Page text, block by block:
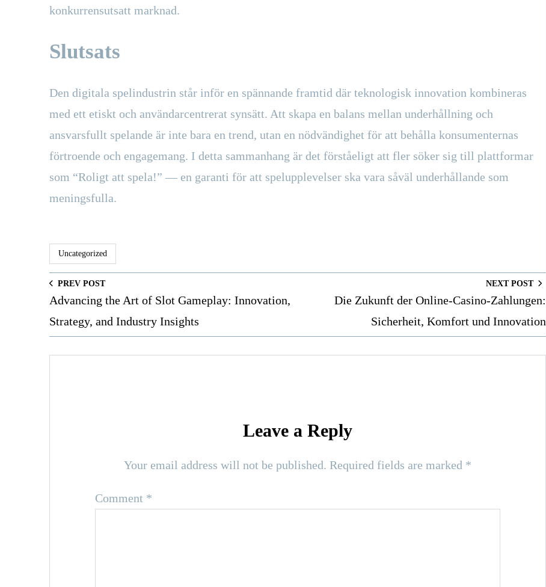
konkurrensutsatt marknad.
Slutsats
Den digitala spelindustrin står inför en spännande framtid där teknologisk innovation kombineras
med ett etiskt och användarcentrerat synsätt. Att skapa en balans mellan underhållning och
ansvarsfullt spelande är inte bara en trend, utan en nödvändighet för att behålla konsumenternas
förtroende och engagemang. I detta sammanhang är det förståeligt att fler söker sig till plattformar
som “Roligt att spela!” — en garanti för att spelupplevelser ska vara såväl underhållande som
meningsfulla.
Uncategorized
PREV POST
Advancing the Art of Slot Gameplay: Innovation,
Strategy, and Industry Insights
NEXT POST
Die Zukunft der Online-Casino-Zahlungen:
Sicherheit, Komfort und Innovation
Leave a Reply
Your email address will not be published. Required fields are marked *
Comment *